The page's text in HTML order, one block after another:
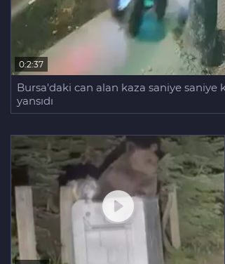
0:2:37
Bursa'daki can alan kaza saniye saniye
yansıdı